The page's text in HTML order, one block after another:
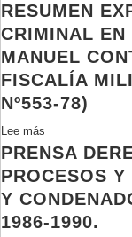
amnistía
Santiago
Rol
Nº553-
78
del
Gral
(R)
Manuel
Contreras,
Rol
78.
Fragmento
querella
criminal
en
contra
del
(R)
Contreras,
Rol
Nº553-
RESUMEN
CRIMINAL EN
MANUEL
FISCALÍA
Nº553-78)
Lee más
Resumen
explicativo
de
querella
criminal
PRENSA
PROCESOS
Y
1986-1990.